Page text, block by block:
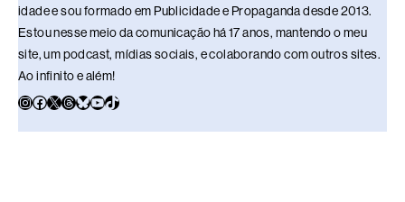
idade e sou formado em Publicidade e Propaganda desde 2013.
Estou nesse meio da comunicação há 17 anos, mantendo o meu
site, um podcast, mídias sociais, e colaborando com outros sites.
Ao infinito e além!